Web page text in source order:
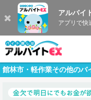
アルバイ
アプリで快
館林市・軽作業その他のバ